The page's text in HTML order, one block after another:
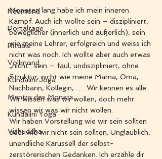
Neumond
Portaltage
Rituale
Vollmond
Kundalini Joga
Mantra des Monats
Kundalini Yoga
Vishuddha
Monaten lang habe ich mein inneren
Kampf. Auch ich wollte sein – diszipliniert,
beweglicher (innerlich und äußerlich), sein
wie meine Lehrer, erfolgreich und weiss ich
nicht was noch. Ich wollte aber auch etwas
„nicht“ sein – faul, undiszipliniert, ohne
Struktur, nicht wie meine Mama, Oma,
Nachbarin, Kollegin, …. Wir kennen es alle.
Wir wissen was wir wollen, doch mehr
wissen wir was wir nicht wollen.
Wir haben Vorstellung wie wir sein sollten
oder wie wir nicht sein sollten. Unglaublich,
unendliche Karussell der selbst-
zerstörerischen Gedanken. Ich erzähle dir